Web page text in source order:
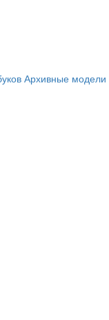
Архивные модели